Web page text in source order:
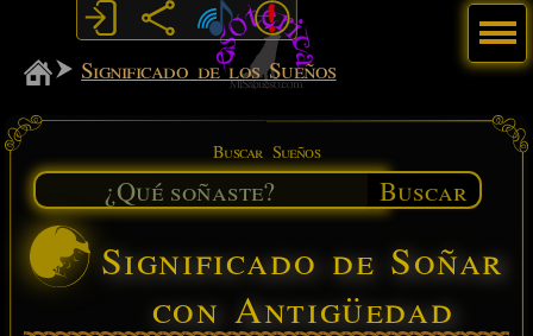
MiSabueso
Significado de los Sueños
Buscar Sueños
Buscar
Significado de Soñar
con Antigüedad
Menú